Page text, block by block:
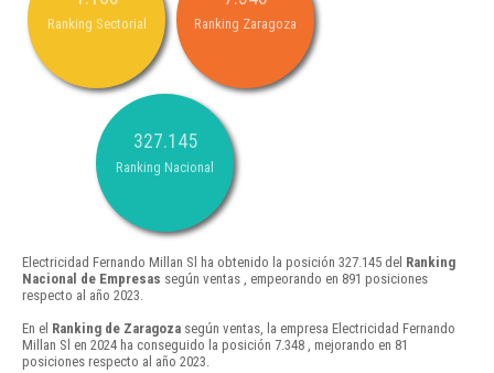
Ranking Sectorial Ranking Zaragoza
327.145
Ranking Nacional
Electricidad Fernando Millan Sl ha obtenido la posición 327.145 del Ranking
Nacional de Empresas según ventas , empeorando en 891 posiciones
respecto al año 2023.
En el Ranking de Zaragoza según ventas, la empresa Electricidad Fernando
Millan Sl en 2024 ha conseguido la posición 7.348 , mejorando en 81
posiciones respecto al año 2023.